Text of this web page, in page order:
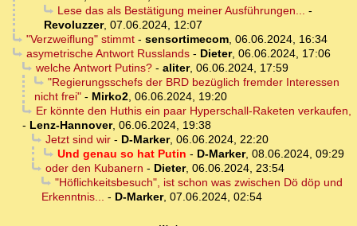
Lese das als Bestätigung meiner Ausführungen... -
Revoluzzer, 07.06.2024, 12:07
"Verzweiflung" stimmt- sensortimecom, 06.06.2024, 16:34
asymetrische Antwort Russlands- Dieter, 06.06.2024, 17:06
welche Antwort Putins?- aliter, 06.06.2024, 17:59
"Regierungsschefs der BRD bezüglich fremder Interessen
nicht frei" - Mirko2, 06.06.2024, 19:20
Er könnte den Huthis ein paar Hyperschall-Raketen verkaufen,
- Lenz-Hannover, 06.06.2024, 19:38
Jetzt sind wir- D-Marker, 06.06.2024, 22:20
Und genau so hat Putin - D-Marker, 08.06.2024, 09:29
oder den Kubanern - Dieter, 06.06.2024, 23:54
"Höflichkeitsbesuch", ist schon was zwischen Dö döp und
Erkenntnis... - D-Marker, 07.06.2024, 02:54